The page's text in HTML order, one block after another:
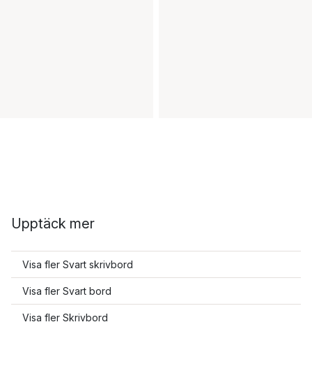
Upptäck mer
Visa fler Svart skrivbord
Visa fler Svart bord
Visa fler Skrivbord